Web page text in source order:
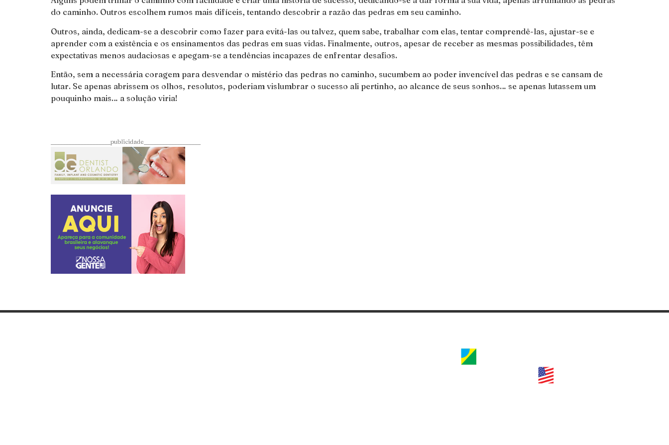
do caminho. Outros escolhem rumos mais difíceis, tentando descobrir a razão das pedras em seu caminho.
Outros, ainda, dedicam-se a descobrir como fazer para evitá-las ou talvez, quem sabe, trabalhar com elas, tentar comprendê-las, ajustar-se e
aprender com a existência e os ensinamentos das pedras em suas vidas. Finalmente, outros, apesar de receber as mesmas possibilidades, têm
expectativas menos audaciosas e apegam-se a tendências incapazes de enfrentar desafios.
Então, sem a necessária coragem para desvendar o mistério das pedras no caminho, sucumbem ao poder invencível das pedras e se cansam de
lutar. Se apenas abrissem os olhos, resolutos, poderiam vislumbrar o sucesso ali pertinho, ao alcance de seus sonhos… se apenas lutassem um
pouquinho mais… a solução viria!
____________________publicidade___________________